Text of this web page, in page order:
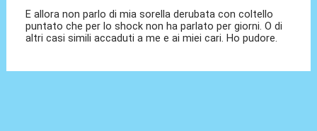
E allora non parlo di mia sorella derubata con coltello
puntato che per lo shock non ha parlato per giorni. O di
altri casi simili accaduti a me e ai miei cari. Ho pudore.